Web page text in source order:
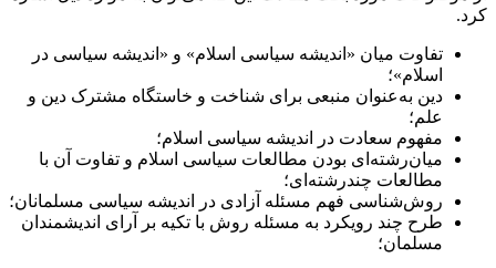
کرد.
تفاوت میان «اندیشه سیاسی اسلام» و «اندیشه سیاسی در
اسلام»؛
دین به‌عنوان منبعی برای شناخت و خاستگاه مشترک دین و
علم؛
مفهوم سعادت در اندیشه سیاسی اسلام؛
میان‌رشته‌ای بودن مطالعات سیاسی اسلام و تفاوت آن با
مطالعات چندرشته‌ای؛
روش‌شناسی فهم مسئله آزادی در اندیشه سیاسی مسلمانان؛
طرح چند رویکرد به مسئله روش با تکیه بر آرای اندیشمندان
مسلمان؛